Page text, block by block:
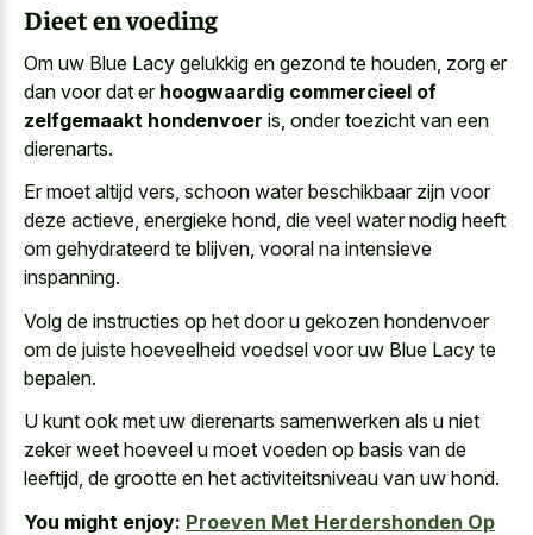
Dieet en voeding
Om uw Blue Lacy gelukkig en gezond te houden, zorg er
dan voor dat er hoogwaardig commercieel of
zelfgemaakt hondenvoer is, onder toezicht van een
dierenarts.
Er moet altijd vers, schoon water beschikbaar zijn voor
deze actieve, energieke hond, die veel water nodig heeft
om gehydrateerd te blijven, vooral na intensieve
inspanning.
Volg de instructies op het door u gekozen hondenvoer
om de juiste hoeveelheid voedsel voor uw Blue Lacy te
bepalen.
U kunt ook met uw dierenarts samenwerken als u niet
zeker weet hoeveel u moet voeden op basis van de
leeftijd, de grootte en het activiteitsniveau van uw hond.
You might enjoy: Proeven Met Herdershonden Op